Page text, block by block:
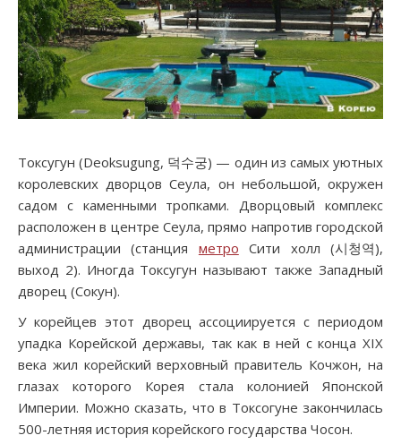
Токсугун (Deoksugung, 덕수궁) — один из самых уютных
королевских дворцов Сеула, он небольшой, окружен
садом с каменными тропками. Дворцовый комплекс
расположен в центре Сеула, прямо напротив городской
администрации (станция метро Сити холл (시청역),
выход 2). Иногда Токсугун называют также Западный
дворец (Сокун).
У корейцев этот дворец ассоциируется с периодом
упадка Корейской державы, так как в ней с конца XIX
века жил корейский верховный правитель Кочжон, на
глазах которого Корея стала колонией Японской
Империи. Можно сказать, что в Токсогуне закончилась
500-летняя история корейского государства Чосон.